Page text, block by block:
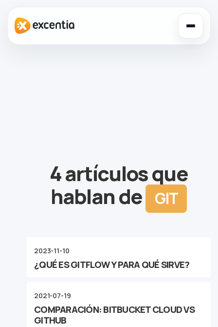
4 artículos que
hablan de
GIT
2023-11-10
¿QUÉ ES GITFLOW Y PARA QUÉ SIRVE?
2021-07-19
COMPARACIÓN: BITBUCKET CLOUD VS
GITHUB